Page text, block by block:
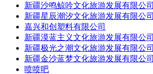
新疆沙鸣鲸吟文化旅游发展有限公司
新疆星辰潮汐文化旅游发展有限公司
嘉兴和创塑料有限公司
新疆漠蓝主义文化旅游发展有限公司
新疆极光之潮文化旅游发展有限公司
新疆金沙蓝梦文化旅游发展有限公司
喷喷吧